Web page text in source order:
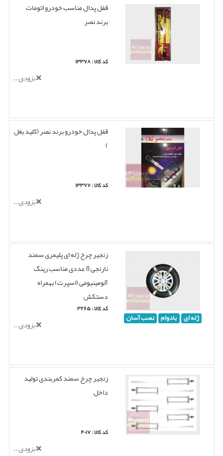
قفل پدال مناسب خودرو اتومات
برند نصر
کد کالا : ۱۳۳۷۸
بزودی...
قفل پدال خودرو برند نصر (کلید بغل
)
کد کالا : ۱۳۳۷۷
بزودی...
ژله ای بادوام نصب آسان
زنجیر چرخ ژله ای پلیمری سمند
نارنجی 8 عددی مناسب رینگ
آلومینیومی (اسپرت) بهمراه
دستکش
کد کالا : ۳۲۶۵
بزودی...
زنجیر چرخ سمند کمربندی تولید
داخل
کد کالا : ۴۰۱۷
بزودی...